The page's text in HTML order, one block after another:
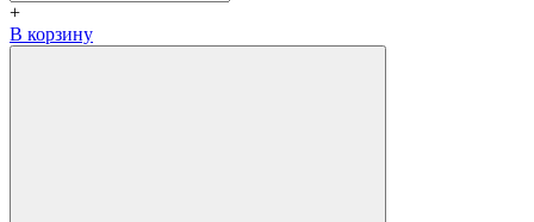
+
В корзину